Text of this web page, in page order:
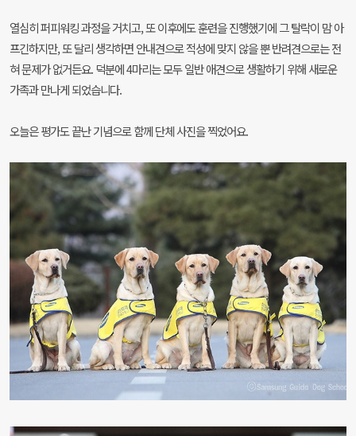
열심히 퍼피워킹 과정을 거치고, 또 이후에도 훈련을 진행했기에 그 탈락이 맘 아
프긴하지만, 또 달리 생각하면 안내견으로 적성에 맞지 않을 뿐 반려견으로는 전
혀 문제가 없거든요. 덕분에 4마리는 모두 일반 애견으로 생활하기 위해 새로운
가족과 만나게 되었습니다.
오늘은 평가도 끝난 기념으로 함께 단체 사진을 찍었어요.